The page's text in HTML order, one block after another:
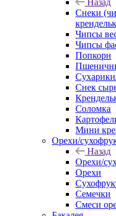
Назад
Снеки
Чипсы
Чипсы
Попкорн
Снек
Соломка
Мини
Орехи/
Назад
Орехи/
Орехи
Семечки
Смеси